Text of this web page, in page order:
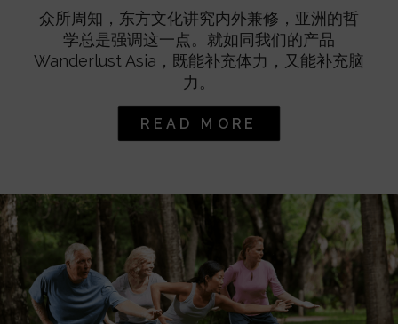
众所周知，东方文化讲究内外兼修，亚洲的哲
学总是强调这一点。就如同我们的产品
Wanderlust Asia，既能补充体力，又能补充脑
力。
READ MORE